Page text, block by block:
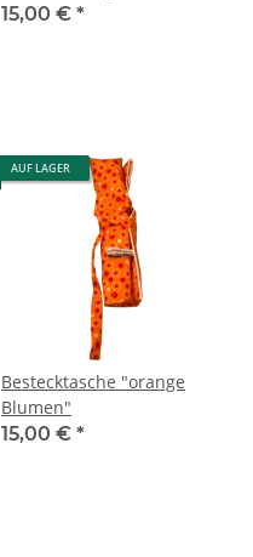
15,00 € *
AUF LAGER
Bestecktasche "orange
Blumen"
15,00 € *